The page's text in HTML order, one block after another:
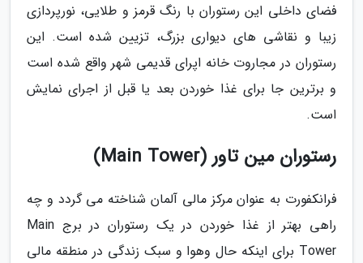
فضای داخلی این رستوران با رنگ قرمز و طلایی، نورپردازی
زیبا و نقاشی های دیواری بزرگ، تزیین شده است. این
رستوران در مجاروت خانه اپرای قدیمی شهر واقع شده است
و برترین جا برای غذا خوردن بعد یا قبل از اجرای نمایش
است.
رستوران مین تاور (Main Tower)
فرانکفورت به عنوان مرکز مالی آلمان شناخته می گردد و چه
راهی بهتر از غذا خوردن در یک رستوران در برج Main
Tower برای اینکه حال وهوا و سبک زندگی در منطقه مالی